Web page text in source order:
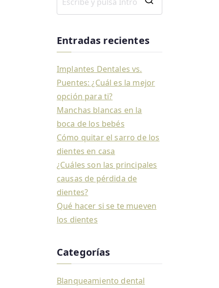
Entradas recientes
Implantes Dentales vs.
Puentes: ¿Cuál es la mejor
opción para ti?
Manchas blancas en la
boca de los bebés
Cómo quitar el sarro de los
dientes en casa
¿Cuáles son las principales
causas de pérdida de
dientes?
Qué hacer si se te mueven
los dientes
Categorías
Blanqueamiento dental